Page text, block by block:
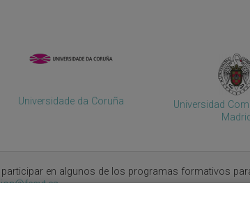
Universidade da Coruña
Universidad
Madrid
en algunos de los programas formativos